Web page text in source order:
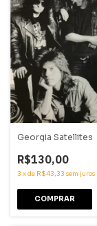
Georgia Satellites
R$130,00
3 xde R$43,33 sem juros